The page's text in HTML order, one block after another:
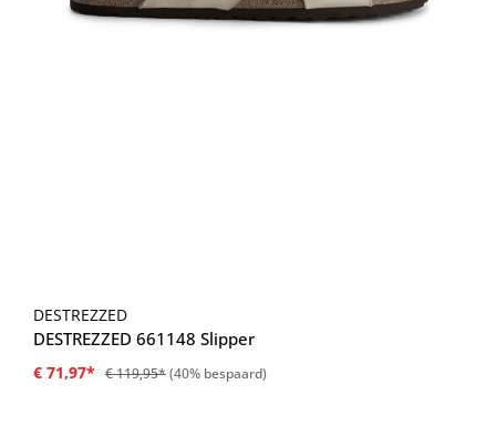
DESTREZZED
DESTREZZED 661148 Slipper
€ 71,97* € 119,95*(40% bespaard)